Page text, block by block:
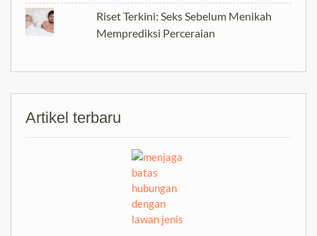
Riset Terkini: Seks Sebelum Menikah
Memprediksi Perceraian
Artikel terbaru